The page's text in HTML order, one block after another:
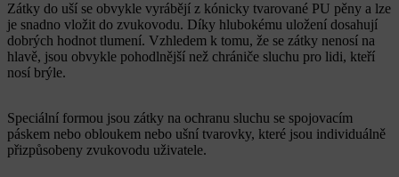
Zátky do uší se obvykle vyrábějí z kónicky tvarované PU pěny a lze
je snadno vložit do zvukovodu. Díky hlubokému uložení dosahují
dobrých hodnot tlumení. Vzhledem k tomu, že se zátky nenosí na
hlavě, jsou obvykle pohodlnější než chrániče sluchu pro lidi, kteří
nosí brýle.
Speciální formou jsou zátky na ochranu sluchu se spojovacím
páskem nebo obloukem nebo ušní tvarovky, které jsou individuálně
přizpůsobeny zvukovodu uživatele.